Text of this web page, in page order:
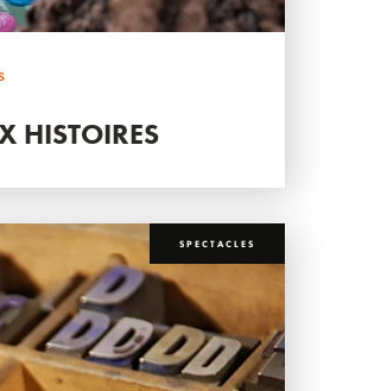
HISTOIRES
SPECTACLES